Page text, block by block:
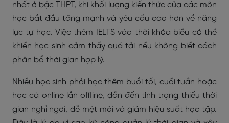
nhất ở bậc THPT, khi khối lượng kiến thức của các môn
học bắt đầu tăng mạnh và yêu cầu cao hơn về năng
lực tự học. Việc thêm IELTS vào thời khóa biểu có thể
khiến học sinh cảm thấy quá tải nếu không biết cách
phân bổ thời gian hợp lý.
Nhiều học sinh phải học thêm buổi tối, cuối tuần hoặc
học cả online lẫn offline, dẫn đến tình trạng thiếu thời
gian nghỉ ngơi, dễ mệt mỏi và giảm hiệu suất học tập.